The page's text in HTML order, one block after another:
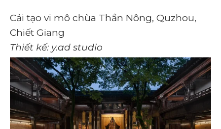
Cải tạo vi mô chùa Thần Nông, Quzhou,
Chiết Giang
Thiết kế: y.ad studio